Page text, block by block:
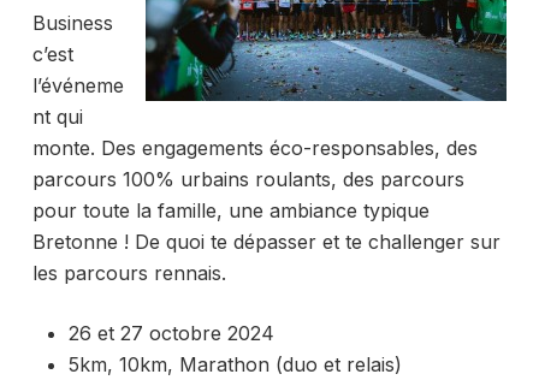
Business
c’est
l’événeme
nt qui
monte. Des engagements éco-responsables, des
parcours 100% urbains roulants, des parcours
pour toute la famille, une ambiance typique
Bretonne ! De quoi te dépasser et te challenger sur
les parcours rennais.
26 et 27 octobre 2024
5km, 10km, Marathon (duo et relais)